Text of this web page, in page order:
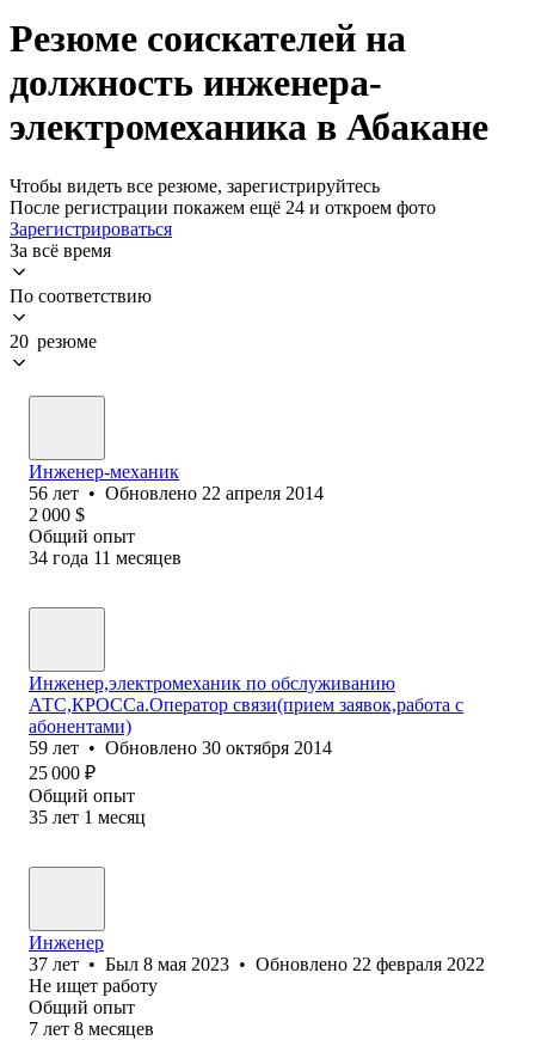
Резюме соискателей на
должность инженера-
электромеханика в Абакане
Чтобы видеть все резюме, зарегистрируйтесь
После регистрации покажем ещё 24 и откроем фото
Зарегистрироваться
За всё время
По соответствию
20 резюме
Инженер-механик
56 лет • Обновлено 22 апреля 2014
2 000 $
Общий опыт
34 года 11 месяцев
Инженер,электромеханик по обслуживанию
АТС,КРОССа.Оператор связи(прием заявок,работа с
абонентами)
59 лет • Обновлено 30 октября 2014
25 000 ₽
Общий опыт
35 лет 1 месяц
Инженер
37 лет • Был 8 мая 2023 • Обновлено 22 февраля 2022
Не ищет работу
Общий опыт
7 лет 8 месяцев